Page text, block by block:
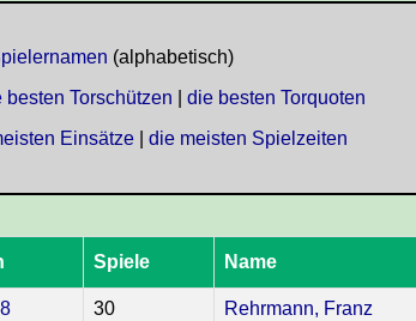
(alphabetisch)
besten Torschützen
die besten Torquoten
Einsätze| die meisten Spielzeiten
Spiele Name
30 Rehrmann, Franz